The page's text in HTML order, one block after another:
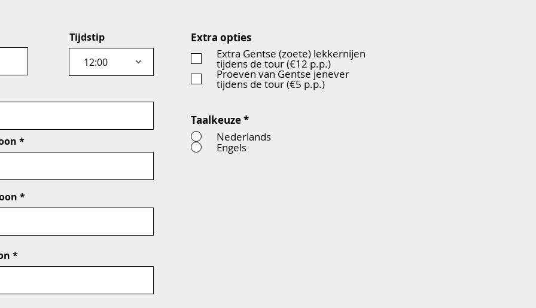
Tijdstip
12:00
Extra opties
Extra Gentse (zoete) lekkernijen
tijdens de tour (€12 p.p.)
Proeven van Gentse jenever
tijdens de tour (€5 p.p.)
Taalkeuze*
Nederlands
Engels